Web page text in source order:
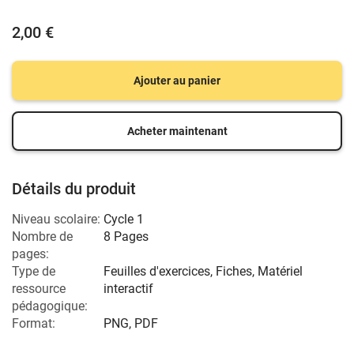
2,00 €
Ajouter au panier
Acheter maintenant
Détails du produit
Niveau scolaire: Cycle 1
Nombre de
pages:
8 Pages
Type de
ressource
pédagogique:
Feuilles d'exercices, Fiches, Matériel
interactif
Format: PNG, PDF